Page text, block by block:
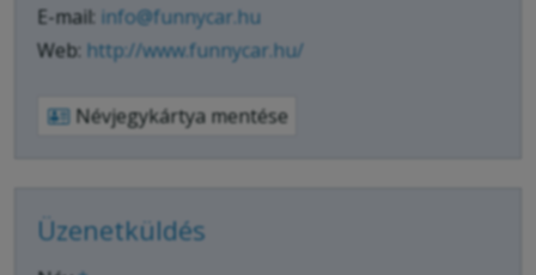
E-mail: info@funnycar.hu
Web: http://www.funnycar.hu/
Névjegykártya mentése
Üzenetküldés